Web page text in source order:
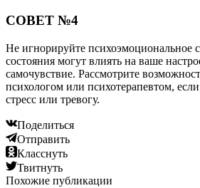
СОВЕТ №4
Не игнорируйте психоэмоциональное
состояния могут влиять на ваше
самочувствие. Рассмотрите
психологом или психотерапевтом,
стресс или тревогу.
Поделиться
Отправить
Класснуть
Твитнуть
Похожие публикации